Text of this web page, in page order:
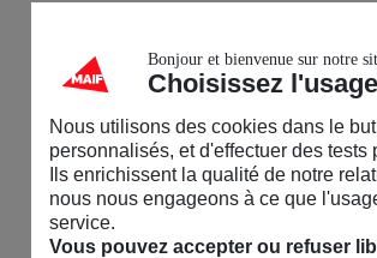
Bonjour et bienvenue sur notre
Choisissez
Nous utilisons des cookies dans le
personnalisés, et d'effectuer des tests
Ils enrichissent la qualité de notre
nous nous engageons à ce que
service.
Vous pouvez accepter ou refuser